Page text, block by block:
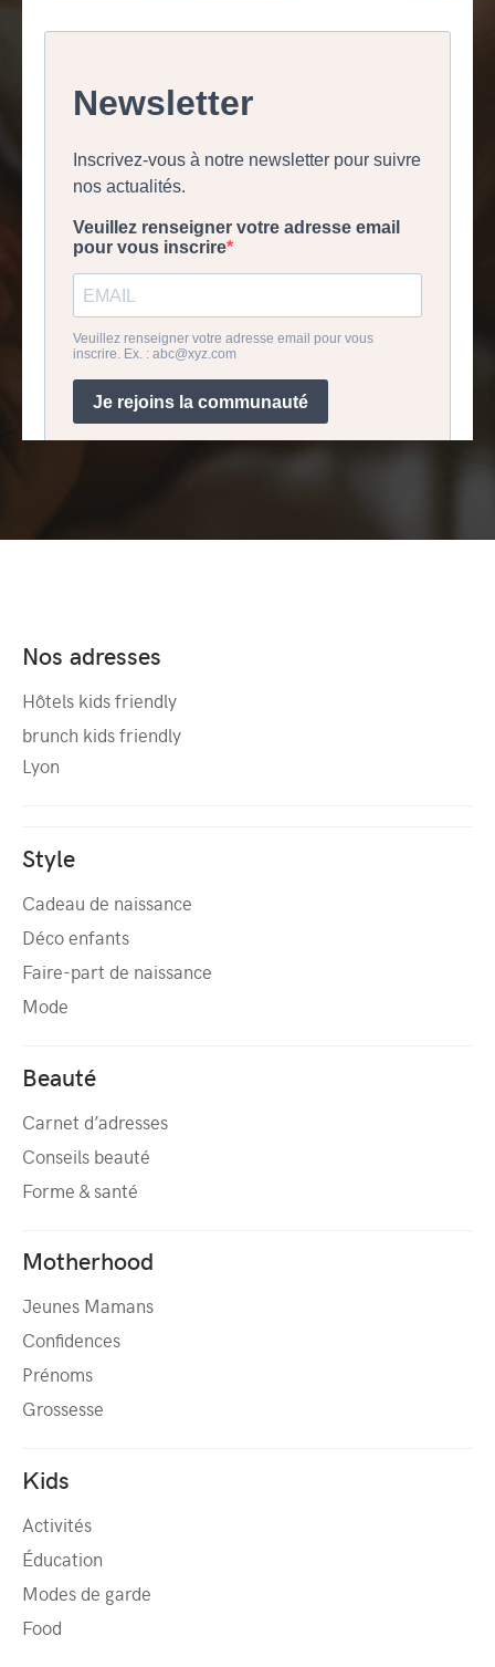
Nos adresses
Hôtels kids friendly
brunch kids friendly
Lyon
Style
Cadeau de naissance
Déco enfants
Faire-part de naissance
Mode
Beauté
Carnet d’adresses
Conseils beauté
Forme & santé
Motherhood
Jeunes Mamans
Confidences
Prénoms
Grossesse
Kids
Activités
Éducation
Modes de garde
Food